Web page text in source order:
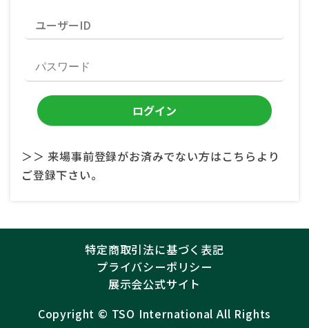
＞＞ 来場事前登録がお済みでない方はこちらより
ご登録下さい。
特定商取引法に基づく表記
プライバシーポリシー
展示会公式サイト
Copyright ©︎ TSO International All Rights